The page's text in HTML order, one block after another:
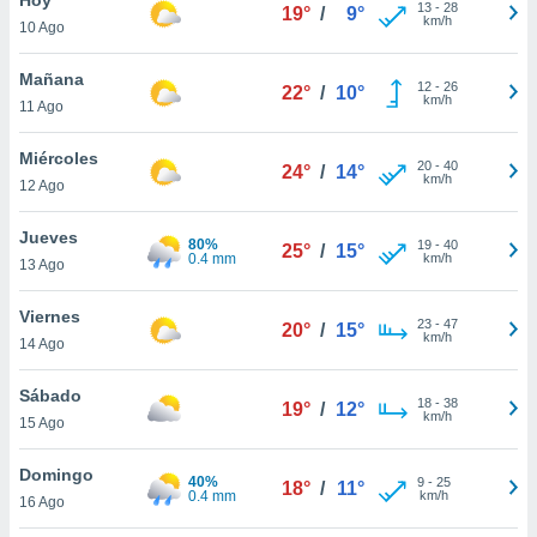
en
más
nuestra
de
cookies
aceptar
10 Ago
19° / 9° 13- 28
km/h
Mañana
11 Ago
22° / 10° 12- 26
km/h
Miércoles
12 Ago
24° / 14° 20- 40
km/h
Jueves
13 Ago
80%
0.4 mm
25° / 15° 19- 40
km/h
Viernes
14 Ago
20° / 15° 23- 47
km/h
Sábado
15 Ago
19° / 12° 18- 38
km/h
Domingo
16 Ago
40%
0.4 mm
18° / 11° 9- 25
km/h